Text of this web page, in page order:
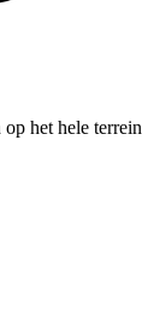
het hele terrein